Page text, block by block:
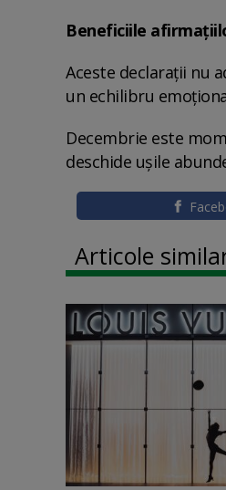
Beneficiile
Aceste declarații nu
un echilibru
Decembrie este
deschide ușile
Articole